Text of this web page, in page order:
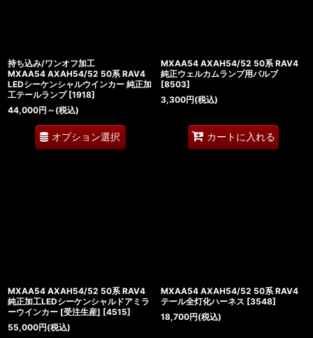
持ち込み/ワンオフ加工
MXAA54 AXAH54/52 50系 RAV4
LEDシーケンシャルウインカー 純正加
工テールランプ [1918]
44,000円 ～ (税込)
オプション選択
MXAA54 AXAH54/52 50系 RAV4
純正ウェルカムランプ用バルブ
[8503]
3,300円(税込)
カートに入れる
MXAA54 AXAH54/52 50系 RAV4
純正加工LEDシーケンシャルドアミラ
ーウインカー [受注生産] [4515]
55,000円(税込)
MXAA54 AXAH54/52 50系 RAV4
テール全灯化ハーネス [3548]
18,700円(税込)